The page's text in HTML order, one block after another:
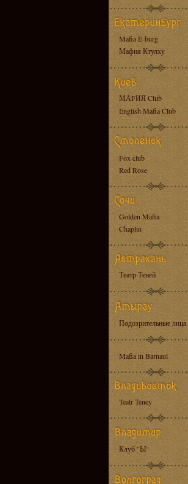
Mafia E-burg
Мафия Ктулху
МАFИЯ Club
English Mafia Club
Fox club
Red Rose
Golden Mafia
Chaplin
Театр Теней
Подозрительные лица
Mafia in Barnaul
Teatr Teney
Клуб "Ы"